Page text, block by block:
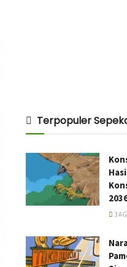
Terpopuler
3